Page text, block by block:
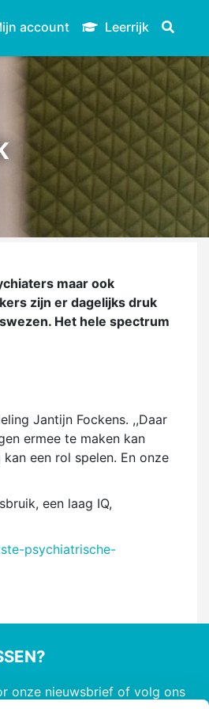
account Leerrijk
maar ook
zijn er dagelijks druk
Het hele spectrum
Jantijn Fockens. ,,Daar
ermee te maken kan
een rol spelen. En onze
een laag IQ,
psychiatrische-
onze nieuwsbrief of volg ons